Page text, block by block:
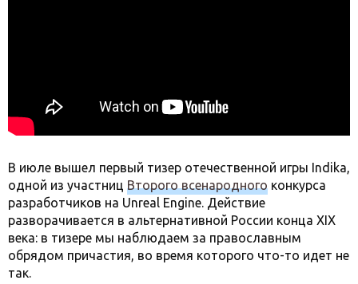
В июле вышел первый тизер отечественной игры Indika,
одной из участниц Второго всенародного конкурса
разработчиков на Unreal Engine. Действие
разворачивается в альтернативной России конца XIX
века: в тизере мы наблюдаем за православным
обрядом причастия, во время которого что-то идет не
так.